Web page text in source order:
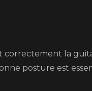
correctement la
posture est